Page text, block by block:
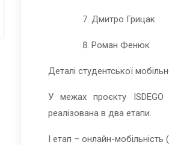
Дмитро Грицак
Роман Фенюк
Деталі студентської
У межах проєкту ISDEGO
реалізована в два етапи.
І етап – онлайн-